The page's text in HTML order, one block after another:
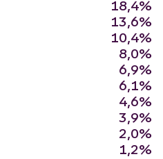
18,4%
13,6%
10,4%
8,0%
6,9%
6,1%
4,6%
3,9%
2,0%
1,2%